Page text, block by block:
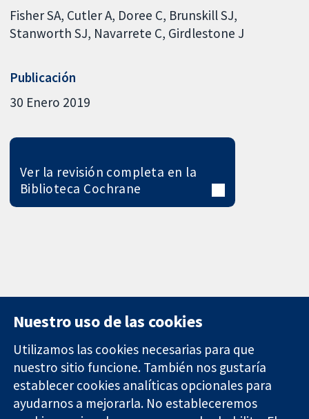
Fisher SA Cutler A Doree C Brunskill SJ
Stanworth SJ Navarrete C Girdlestone J
Publicación
30 Enero 2019
Ver la revisión completa en la
Biblioteca Cochrane
Evidencia fiable.
11-13 Cavendish
Square
Londres
Contacto
Noticias
Prensa
Nuestro uso de las cookies
Utilizamos las cookies necesarias para que
nuestro sitio funcione. También nos gustaría
establecer cookies analíticas opcionales para
ayudarnos a mejorarla. No estableceremos